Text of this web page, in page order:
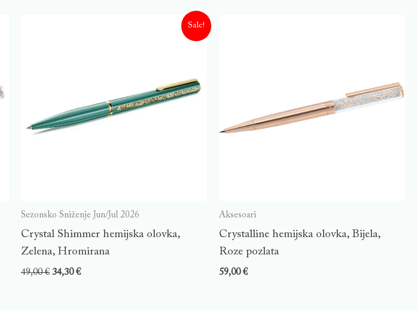
Sale!
Sezonsko Sniženje Jun/Jul 2026
Crystal Shimmer hemijska olovka,
Zelena, Hromirana
49,00€ 34,30€
Aksesoari
Crystalline hemijska olovka, Bijela,
Roze pozlata
59,00€